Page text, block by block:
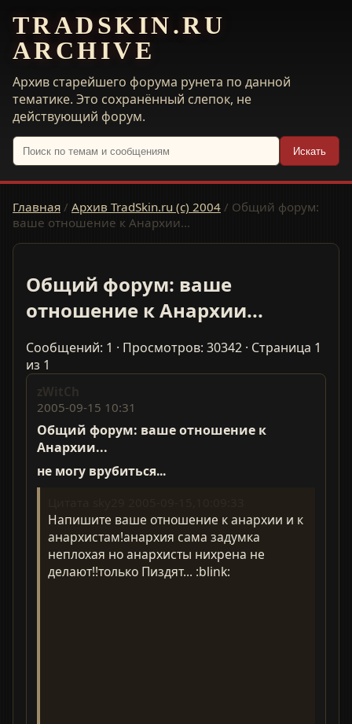
TRADSKIN.RU
ARCHIVE
Архив старейшего форума рунета по данной
тематике. Это сохранённый слепок, не
действующий форум.
Искать
Главная / Архив TradSkin.ru (с) 2004 / Общий форум:
ваше отношение к Анархии...
Общий форум: ваше
отношение к Анархии...
Сообщений: 1 · Просмотров: 30342 · Страница 1
из 1
zWitCh
2005-09-15 10:31
Общий форум: ваше отношение к
Анархии...
не могу врубиться...
Напишите ваше отношение к анархии и к
анархистам!анархия сама задумка
неплохая но анархисты нихрена не
делают!!только Пиздят... :blink: